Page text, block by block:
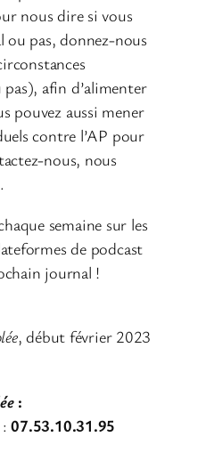
nous dire si vous
ou pas, donnez-nous
afin d’alimenter
pouvez aussi mener
contre l’AP pour
nous, nous
semaine sur les
de podcast
journal !
, début février 2023
:
07.53.10.31.95